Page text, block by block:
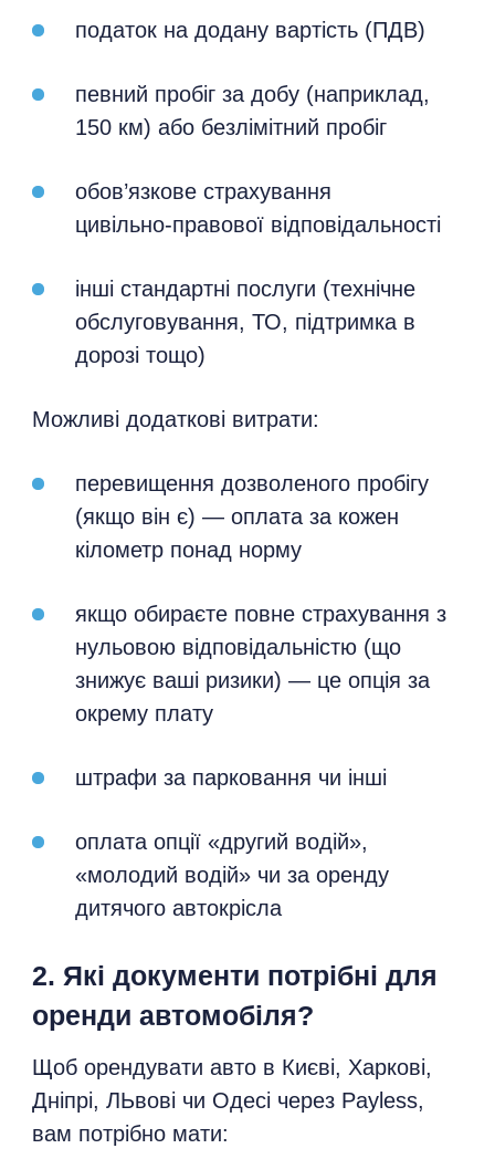
податок на додану вартість (ПДВ)
певний пробіг за добу (наприклад,
150 км) або безлімітний пробіг
обов’язкове страхування
цивільно‑правової відповідальності
інші стандартні послуги (технічне
обслуговування, ТО, підтримка в
дорозі тощо)
Можливі додаткові витрати:
перевищення дозволеного пробігу
(якщо він є) — оплата за кожен
кілометр понад норму
якщо обираєте повне страхування з
нульовою відповідальністю (що
знижує ваші ризики) — це опція за
окрему плату
штрафи за парковання чи інші
оплата опції «другий водій»,
«молодий водій» чи за оренду
дитячого автокрісла
2. Які документи потрібні для
оренди автомобіля?
Щоб орендувати авто в Києві, Харкові,
Дніпрі, ЛЬвові чи Одесі через Payless,
вам потрібно мати: